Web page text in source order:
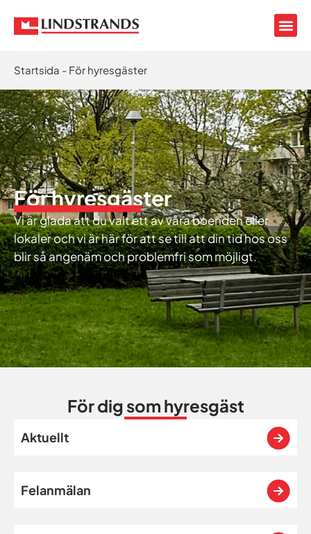
Startsida - För hyresgäster
För hyresgäster
Vi är glada att du valt ett av våra boenden eller
lokaler och vi är här för att se till att din tid hos oss
blir så angenäm och problemfri som möjligt.
För dig som hyresgäst
Aktuellt
Felanmälan